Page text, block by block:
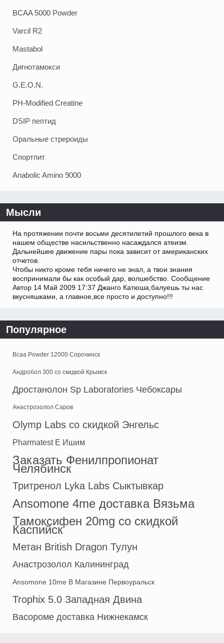
BCAA 5000 Powder
Varcil R2
Mastabol
Дигнотамокси
G.E.O.N.
PH-Modified Creatine
DSIP пептид
Оральные стрероиды
Спортпит
Anabolic Amino 9000
Мысли
На протяжении почти восьми десятилетий прошлого века в
нашем обществе насильственно насаждался атеизм.
Дальнейшее движение пары пока зависит от американских
отчетов.
Чтобы никто кроме тебя ничего не знал, а твои знания
воспринимали бы как особый дар, волшебство. Сообщение
Автор 14 Май 2009 17:37 Джанго Катюша,балуешь ты нас
вкусняшками, а главное,все просто и доступно!!!
Популярное
Bcaa Powder 12000 Сорочинск
Андробол 300 со скидкой Крымск
Дростанолон Sp Laboratories Чебоксары
Анастрозолол Саров
Olymp Labs со скидкой Энгельс
Pharmatest E Ишим
Заказать Фенилпропионат
Челябинск
Тритренол Lyka Labs Сыктывкар
Ansomone 4me доставка Вязьма
Тамоксифен 20mg со скидкой
Каспийск
Метан British Dragon Тулун
Анастрозолол Калининград
Ansomone 10me В Магазине Первоуральск
Trophix 5.0 Западная Двина
Васороме доставка Нижнекамск